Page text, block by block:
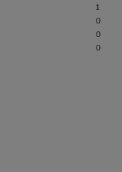
1
0
0
0